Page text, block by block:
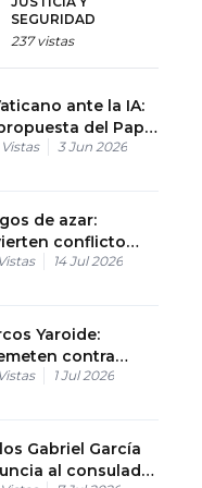
SEGURIDAD
237 vistas
ante la IA:
del Papa
desarmar la
Vistas 3 Jun 2026
de azar:
conflicto
por la
Vistas 14 Jul 2026
Yaroide:
contra
por
Vistas 1 Jul 2026
Gabriel García
al consulado